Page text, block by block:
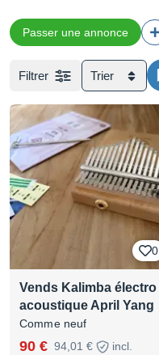
Passer une annonce
Filtrer Trier
0
Vends Kalimba électro
acoustique April Yang
Comme neuf
90 € 94,01 €
incl.